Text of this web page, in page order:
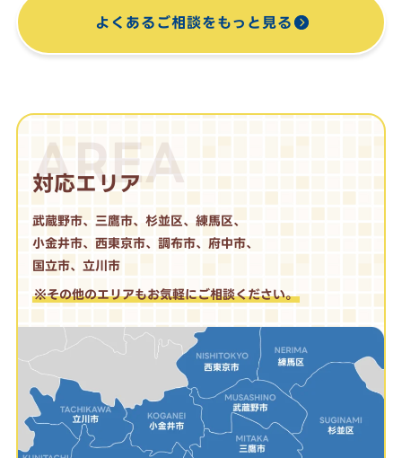
よくあるご相談をもっと見る
AREA
対応エリア
武蔵野市、三鷹市、杉並区、練馬区、
小金井市、西東京市、調布市、府中市、
国立市、立川市
※その他のエリアもお気軽にご相談ください。